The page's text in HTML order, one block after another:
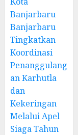
Banjarbaru
Banjarbaru
Tingkatkan
Koordinasi
Penanggulang
an Karhutla
dan
Kekeringan
Melalui Apel
Siaga Tahun